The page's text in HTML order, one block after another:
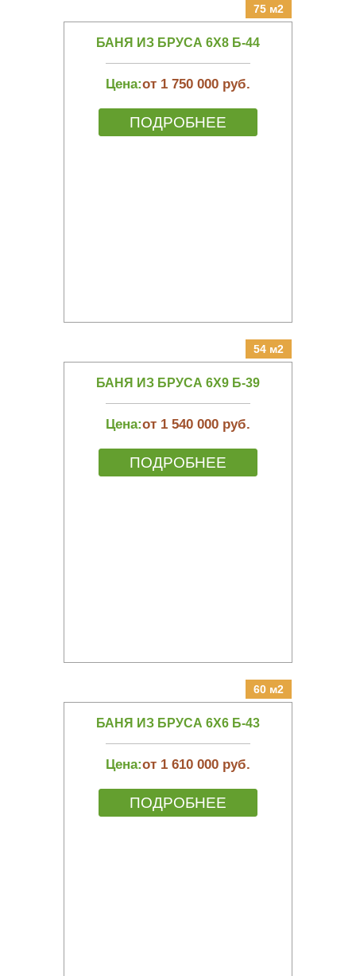
75 м2
БАНЯ ИЗ БРУСА 6Х8 Б-44
Цена:от 1 750 000 руб.
ПОДРОБНЕЕ
54 м2
БАНЯ ИЗ БРУСА 6Х9 Б-39
Цена:от 1 540 000 руб.
ПОДРОБНЕЕ
60 м2
БАНЯ ИЗ БРУСА 6Х6 Б-43
Цена:от 1 610 000 руб.
ПОДРОБНЕЕ